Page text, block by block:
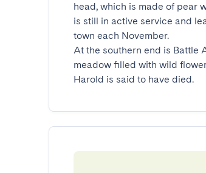
head, which is made of pear
is still in active service and
town each November.
At the southern end is Battle
meadow filled with wild
Harold is said to have died.